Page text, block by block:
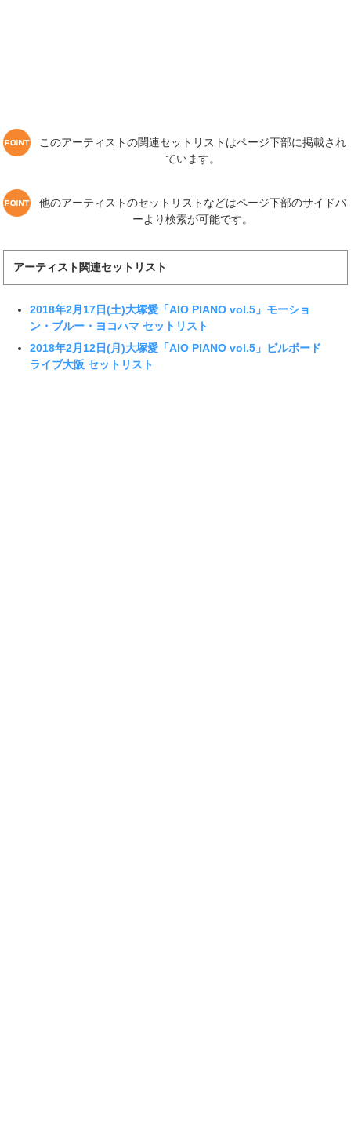
このアーティストの関連セットリストはページ下部に掲載され
ています。
他のアーティストのセットリストなどはページ下部のサイドバ
ーより検索が可能です。
アーティスト関連セットリスト
2018年2月17日(土)大塚愛「AIO PIANO vol.5」モーショ
ン・ブルー・ヨコハマ セットリスト
2018年2月12日(月)大塚愛「AIO PIANO vol.5」ビルボード
ライブ大阪 セットリスト